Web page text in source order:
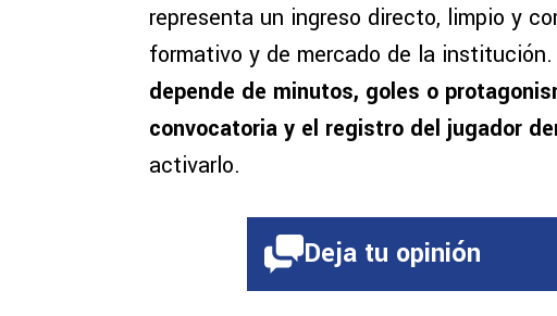
representa un ingreso directo, limpio y
formativo y de mercado de la
depende de minutos, goles o
convocatoria y el registro del jugador
activarlo.
Deja tu opinión